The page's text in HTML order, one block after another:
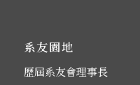
系友園地
歷屆系友會理事長